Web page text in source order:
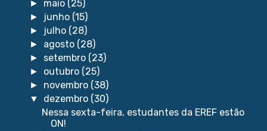
► maio (25)
► junho (15)
► julho (28)
► agosto (28)
► setembro (23)
► outubro (25)
► novembro (38)
▼ dezembro (30)
Nessa sexta-feira, estudantes da EREF estão
ON!